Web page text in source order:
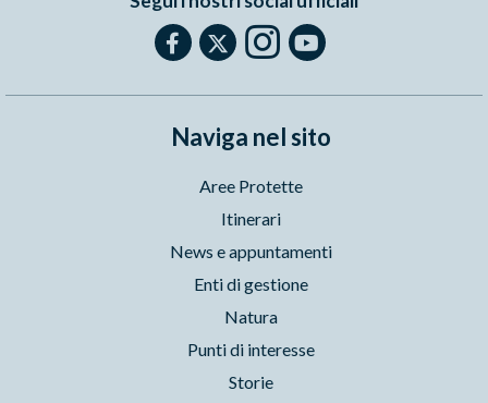
Naviga nel sito
Aree Protette
Itinerari
News e appuntamenti
Enti di gestione
Natura
Punti di interesse
Storie